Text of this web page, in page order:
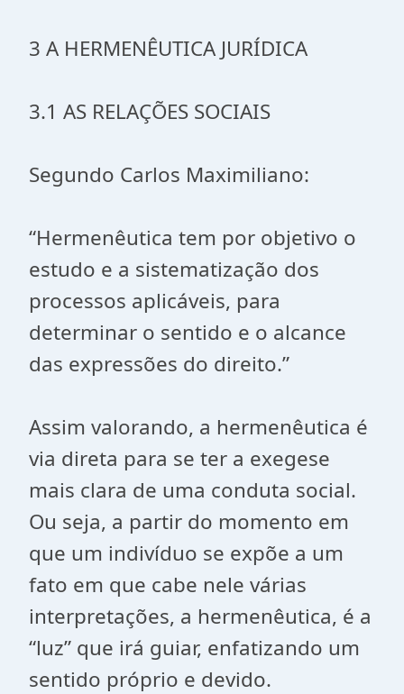
3 A HERMENÊUTICA JURÍDICA
3.1 AS RELAÇÕES SOCIAIS
Segundo Carlos Maximiliano:
“Hermenêutica tem por objetivo o
estudo e a sistematização dos
processos aplicáveis, para
determinar o sentido e o alcance
das expressões do direito.”
Assim valorando, a hermenêutica é
via direta para se ter a exegese
mais clara de uma conduta social.
Ou seja, a partir do momento em
que um indivíduo se expõe a um
fato em que cabe nele várias
interpretações, a hermenêutica, é a
“luz” que irá guiar, enfatizando um
sentido próprio e devido.